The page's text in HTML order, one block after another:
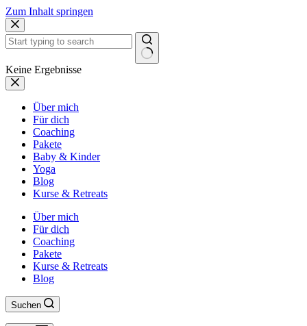
Zum Inhalt springen
Keine Ergebnisse
Über mich
Für dich
Coaching
Pakete
Baby & Kinder
Yoga
Blog
Kurse & Retreats
Über mich
Für dich
Coaching
Pakete
Kurse & Retreats
Blog
Suchen